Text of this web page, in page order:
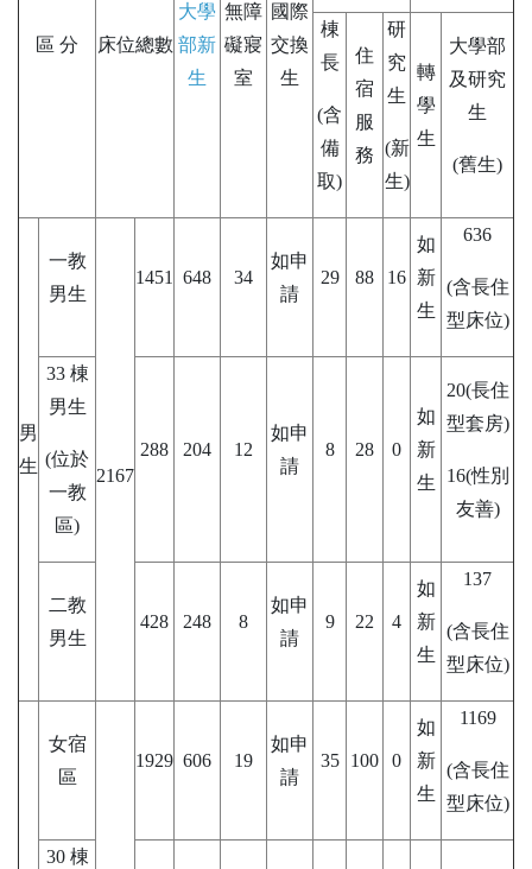
區 分 床位總數
大學
部新
生
無障
礙寢
室
國際
交換
生
棟
長
(含
備
取)
住
宿
服
務
研
究
生
(新
生)
轉
學
生
大學部
及研究
生
(舊生)
男
生
一教
男生
2167
1451 648 34
如申
請
29 88 16
如
新
生
636
(含長住
型床位)
33 棟
男生
(位於
一教
區)
288 204 12
如申
請
8 28 0
如
新
生
20(長住
型套房)
16(性別
友善)
二教
男生
428 248 8
如申
請
9 22 4
如
新
生
137
(含長住
型床位)
女宿
區
1929 606 19
如申
請
35 100 0
如
新
生
1169
(含長住
型床位)
30 棟